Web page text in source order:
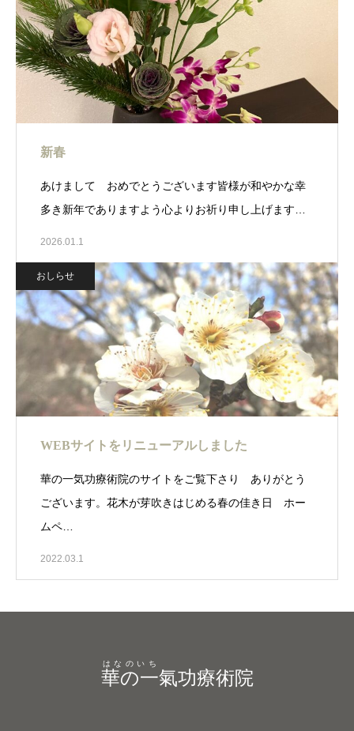
新春
あけまして おめでとうございます皆様が和やかな幸
多き新年でありますよう心よりお祈り申し上げます…
2026.01.1
おしらせ
WEBサイトをリニューアルしました
華の一気功療術院のサイトをご覧下さり ありがとう
ございます。花木が芽吹きはじめる春の佳き日 ホー
ムペ…
2022.03.1
華の一
はなのいち
氣功療術院